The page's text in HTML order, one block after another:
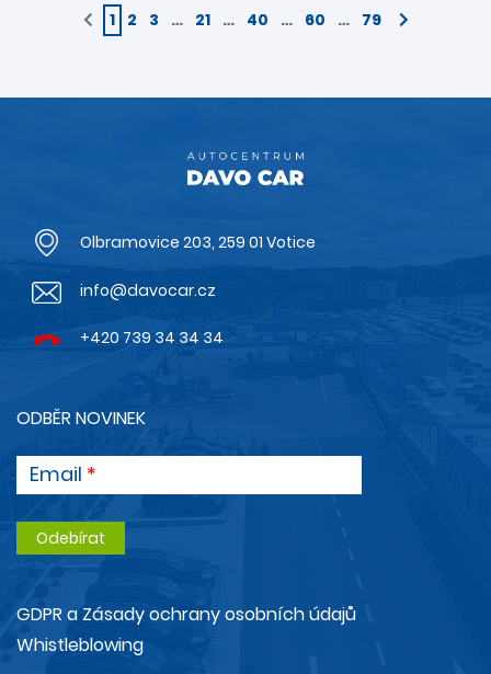
1 2 3 … 21 … 40 … 60 … 79
Olbramovice 203, 259 01 Votice
info@davocar.cz
+420 739 34 34 34
ODBĚR NOVINEK
Email
GDPR a Zásady ochrany osobních údajů
Whistleblowing